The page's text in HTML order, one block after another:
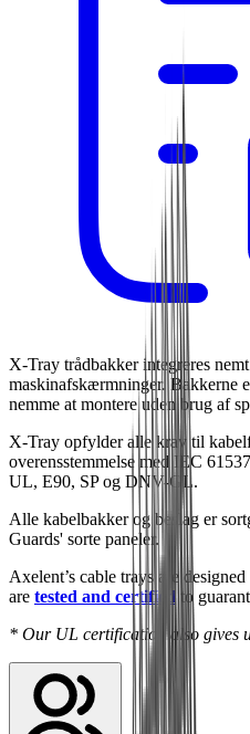
X-Tray trådbakker integreres
maskinafskærmninger. Bakkerne
nemme at montere uden brug af
X-Tray opfylder alle krav til
overensstemmelse med IEC
UL, E90, SP og DNV-GL.
Alle kabelbakker og beslag er
Guards' sorte paneler.
Axelent’s cable trays are
are tested and certified to
* Our UL certification also gives